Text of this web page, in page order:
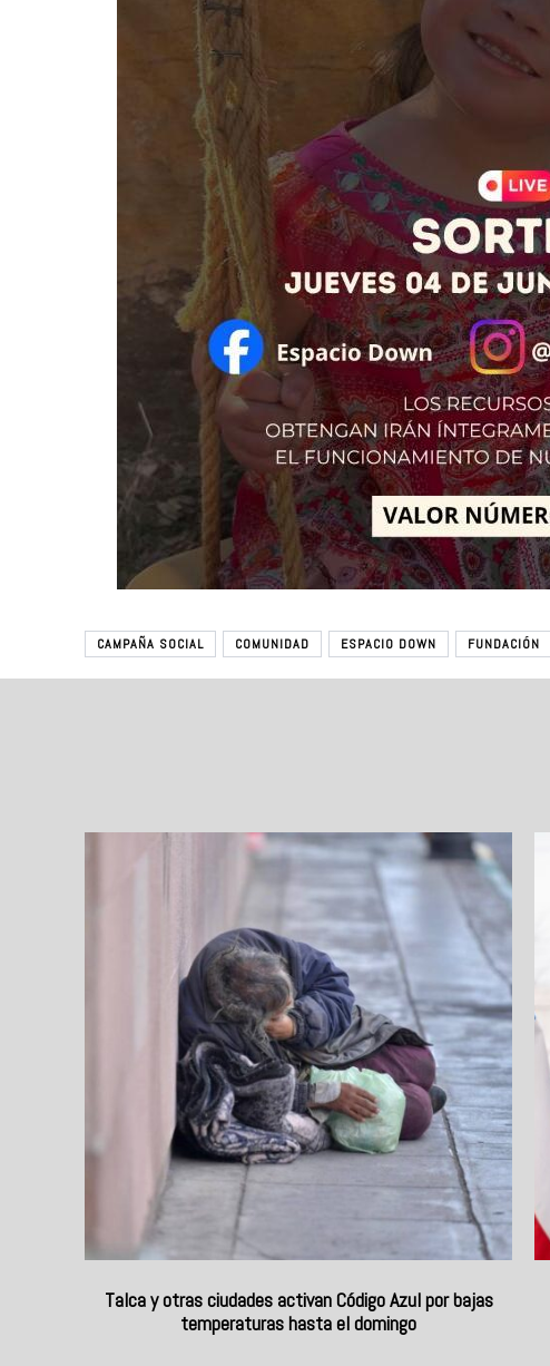
CAMPAÑA SOCIAL COMUNIDAD ESPACIO DOWN FUNDACIÓN
Talca y otras ciudades activan Código Azul por bajas
temperaturas hasta el domingo